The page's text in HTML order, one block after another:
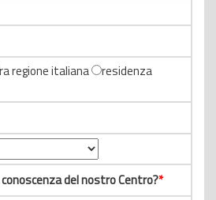
regione italiana
residenza
del nostro Centro?*